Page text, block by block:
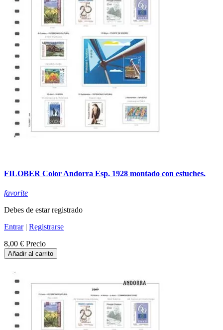
FILOBER Color Andorra Esp. 1928 montado con estuches.
favorite
Debes de estar registrado
Entrar| Registrarse
8,00 € Precio
Añadir al carrito